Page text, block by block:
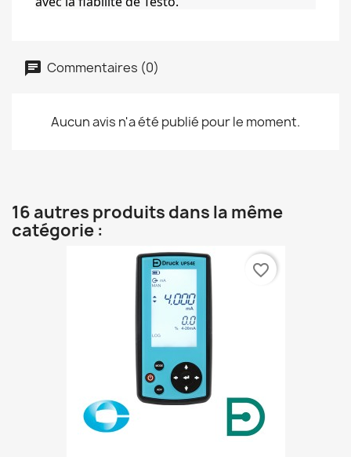
Commentaires (0)
Aucun avis n'a été publié pour le moment.
16 autres produits dans la même
catégorie :
favorite_border